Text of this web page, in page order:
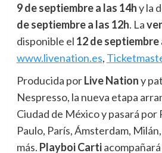
9 de septiembre a las 14hy la
de septiembre a las 12h. La
disponible el 12 de septiembre
www.livenation.es,
Producida porLive Nationy
Nespresso, la nueva etapa
Ciudad de México y pasará por
Paulo, París, Ámsterdam,
más. Playboi Cartiacompañará